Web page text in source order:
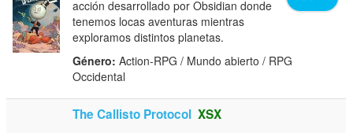
acción desarrollado por Obsidian donde
tenemos locas aventuras mientras
exploramos distintos planetas.
Género: Action-RPG / Mundo abierto / RPG
Occidental
The Callisto Protocol XSX